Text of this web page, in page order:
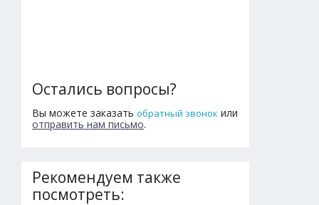
Остались вопросы?
Вы можете заказать обратный звонок или
отправить нам письмо.
Рекомендуем также
посмотреть: